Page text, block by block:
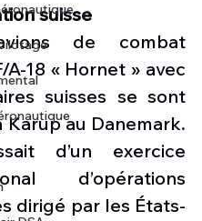
suisse
de combat
A-18 « Hornet » avec
suisses se sont
Karup au Danemark.
d’un exercice
d’opérations
dirigé par les États-